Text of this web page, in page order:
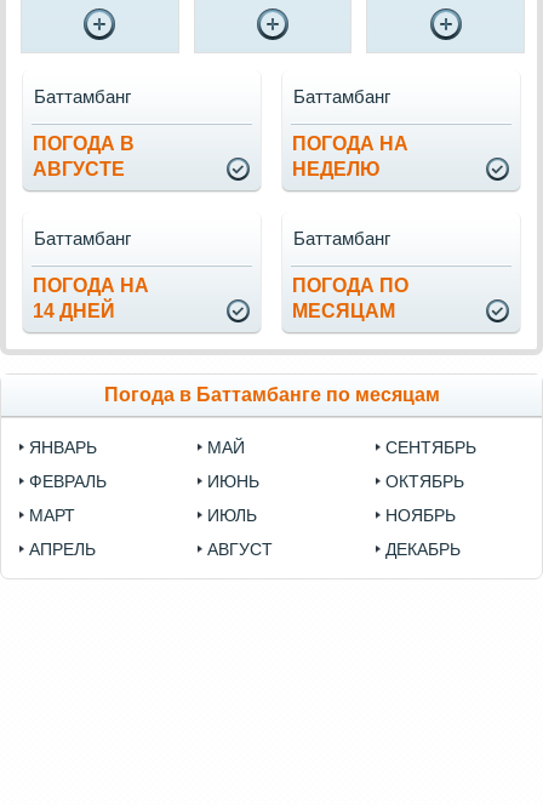
ПОГОДА В
АВГУСТЕ
Баттамбанг
ПОГОДА НА
НЕДЕЛЮ
Баттамбанг
ПОГОДА НА
14 ДНЕЙ
Баттамбанг
ПОГОДА ПО
МЕСЯЦАМ
Баттамбанг
Погода в Баттамбанге по месяцам
ЯНВАРЬ
ФЕВРАЛЬ
МАРТ
АПРЕЛЬ
МАЙ
ИЮНЬ
ИЮЛЬ
АВГУСТ
СЕНТЯБРЬ
ОКТЯБРЬ
НОЯБРЬ
ДЕКАБРЬ